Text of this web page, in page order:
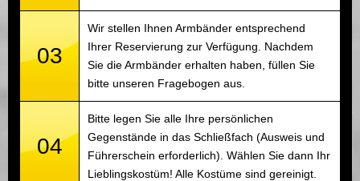
03
Wir stellen Ihnen Armbänder entsprechend
Ihrer Reservierung zur Verfügung. Nachdem
Sie die Armbänder erhalten haben, füllen Sie
bitte unseren Fragebogen aus.
04
Bitte legen Sie alle Ihre persönlichen
Gegenstände in das Schließfach (Ausweis und
Führerschein erforderlich). Wählen Sie dann Ihr
Lieblingskostüm! Alle Kostüme sind gereinigt.